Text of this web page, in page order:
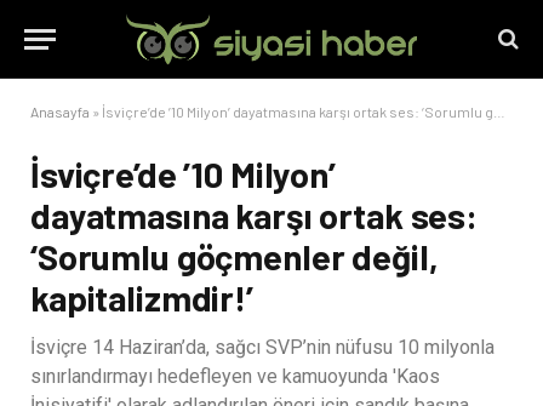
Anasayfa » İsviçre’de ’10 Milyon’ dayatmasına karşı ortak ses: ‘Sorumlu göçmenler değil, kapitalizmdir!’
İsviçre’de ’10 Milyon’
dayatmasına karşı ortak ses:
‘Sorumlu göçmenler değil,
kapitalizmdir!’
İsviçre 14 Haziran’da, sağcı SVP’nin nüfusu 10 milyonla
sınırlandırmayı hedefleyen ve kamuoyunda 'Kaos